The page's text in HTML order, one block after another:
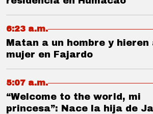
6:23 a.m.
Matan a un hombre y hieren
mujer en Fajardo
5:07 a.m.
“Welcome to the world, mi
princesa”: Nace la hija de